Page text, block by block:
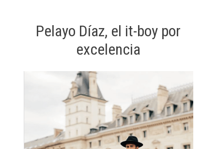
Pelayo Díaz, el it-boy por
excelencia